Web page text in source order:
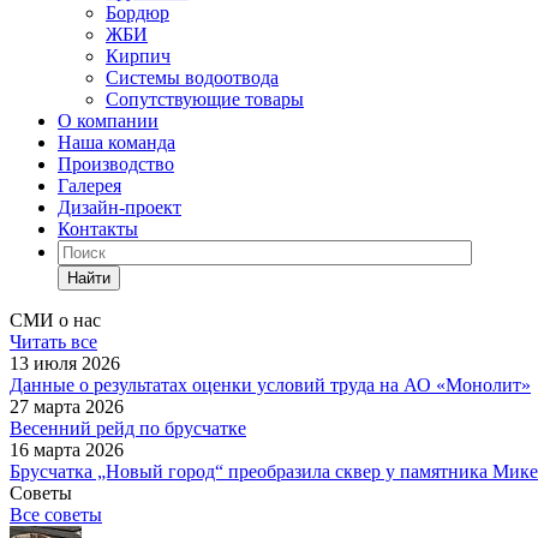
Бордюр
ЖБИ
Кирпич
Системы водоотвода
Сопутствующие товары
О компании
Наша команда
Производство
Галерея
Дизайн-проект
Контакты
Найти
СМИ о нас
Читать все
13 июля 2026
Данные о результатах оценки условий труда на АО «Монолит»
27 марта 2026
Весенний рейд по брусчатке
16 марта 2026
Брусчатка „Новый город“ преобразила сквер у памятника
Советы
Все советы